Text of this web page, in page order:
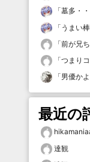
「墓多・
「 うまい
「前が兄
「つまり
「男優か
最近の
達観